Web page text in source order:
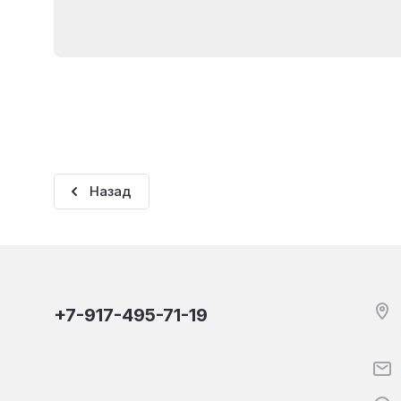
Назад
+7-917-495-71-19